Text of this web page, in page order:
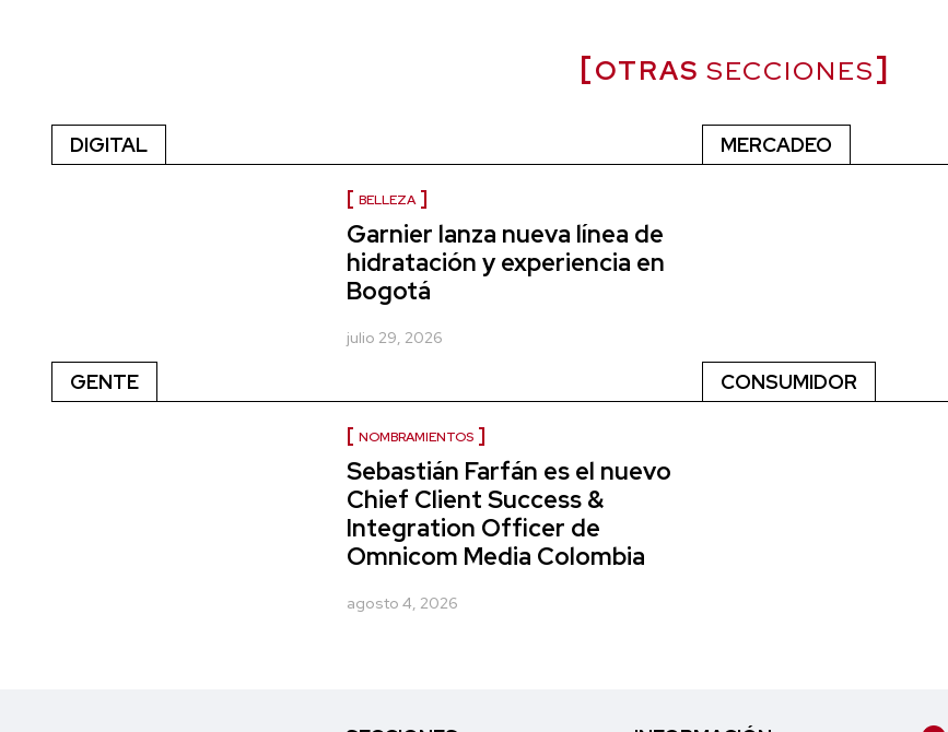
OTRAS SECCIONES
DIGITAL
BELLEZA
Garnier lanza nueva línea de
hidratación y experiencia en
Bogotá
julio 29, 2026
MERCADEO
GENTE
NOMBRAMIENTOS
Sebastián Farfán es el nuevo
Chief Client Success &
Integration Officer de
Omnicom Media Colombia
agosto 4, 2026
CONSUMIDOR